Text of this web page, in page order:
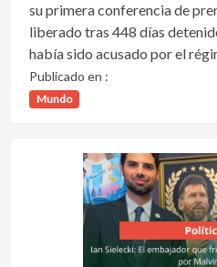
su primera conferencia de
liberado tras 448 días
había sido acusado por el
Publicado en :
Mundo